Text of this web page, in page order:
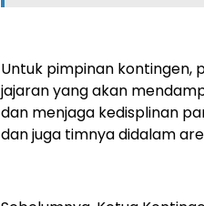
Untuk pimpinan
jajaran yang akan
dan menjaga kedisplinan
dan juga timnya didalam